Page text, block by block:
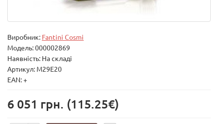
Виробник: Fantini Cosmi
Модель:000002869
Наявність: На складі
Артикул: M29E20
EAN: +
6 051 грн. (115.25€)